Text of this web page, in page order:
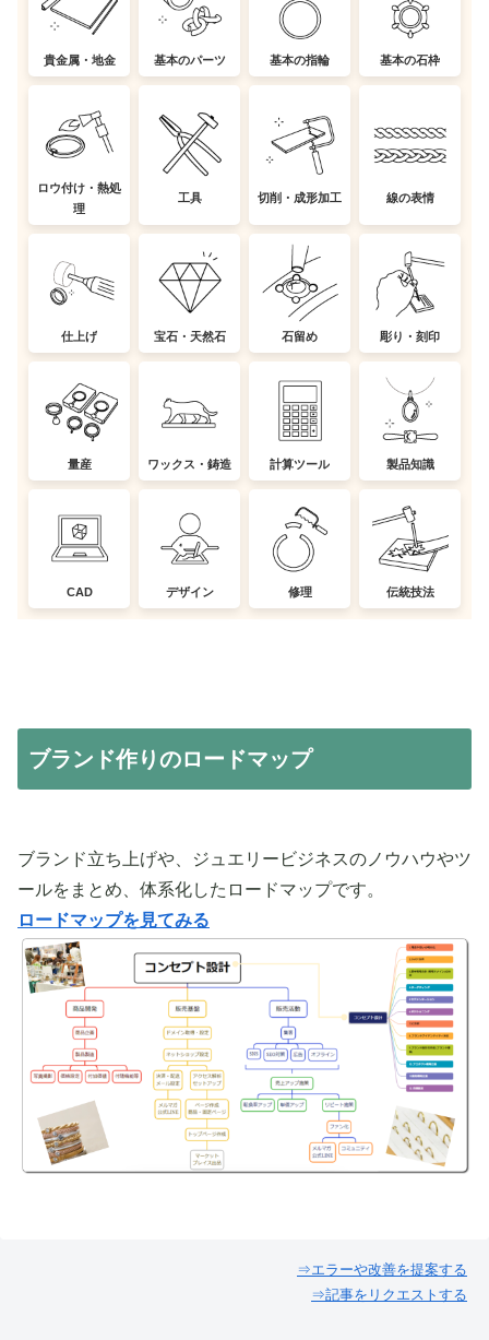
貴金属・地金 基本のパーツ 基本の指輪 基本の石枠
ロウ付け・熱処
理
工具 切削・成形加工 線の表情
仕上げ 宝石・天然石 石留め 彫り・刻印
量産 ワックス・鋳造 計算ツール 製品知識
CAD デザイン 修理 伝統技法
ブランド作りのロードマップ
ブランド立ち上げや、ジュエリービジネスのノウハウやツ
ールをまとめ、体系化したロードマップです。
ロードマップを見てみる
⇒エラーや改善を提案する
⇒記事をリクエストする